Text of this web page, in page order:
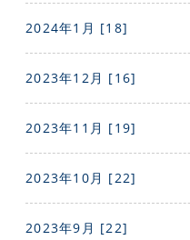
2024年1月 [18]
2023年12月 [16]
2023年11月 [19]
2023年10月 [22]
2023年9月 [22]